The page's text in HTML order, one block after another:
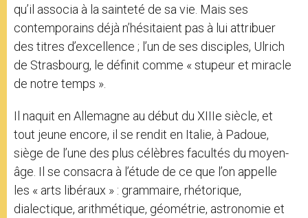
qu’il associa à la sainteté de sa vie. Mais ses
contemporains déjà n’hésitaient pas à lui attribuer
des titres d’excellence ; l’un de ses disciples, Ulrich
de Strasbourg, le définit comme « stupeur et miracle
de notre temps ».
Il naquit en Allemagne au début du XIIIe siècle, et
tout jeune encore, il se rendit en Italie, à Padoue,
siège de l’une des plus célèbres facultés du moyen-
âge. Il se consacra à l’étude de ce que l’on appelle
les « arts libéraux » : grammaire, rhétorique,
dialectique, arithmétique, géométrie, astronomie et